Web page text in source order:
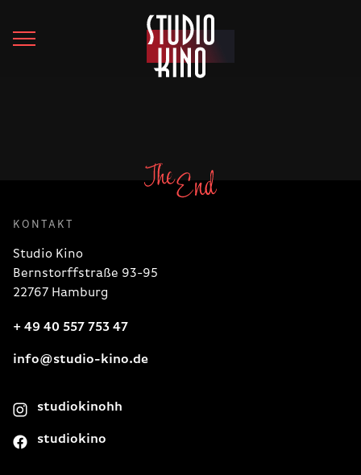
KONTAKT
Studio Kino
Bernstorffstraße 93-95
22767 Hamburg
+ 49 40 557 753 47
info@studio-kino.de
studiokinohh
studiokino